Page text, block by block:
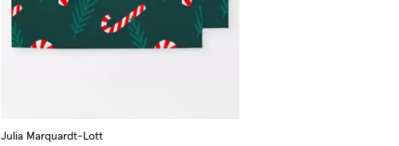
Julia Marquardt-Lott